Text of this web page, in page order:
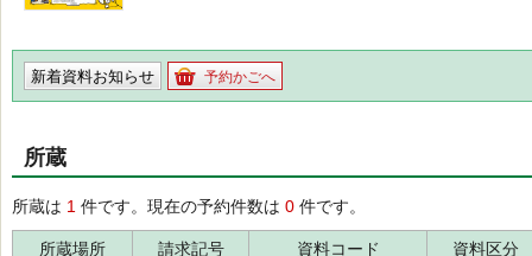
新着資料お知らせ 予約かごへ
所蔵
所蔵は 1 件です。現在の予約件数は 0 件です。
所蔵場所 請求記号 資料コード 資料区分